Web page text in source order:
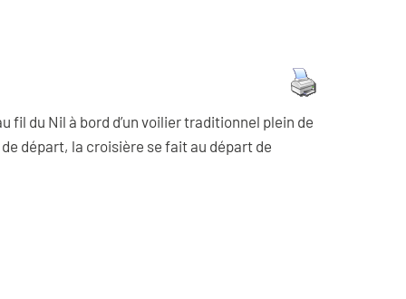
fil du Nil à bord d’un voilier traditionnel plein de
départ, la croisière se fait au départ de